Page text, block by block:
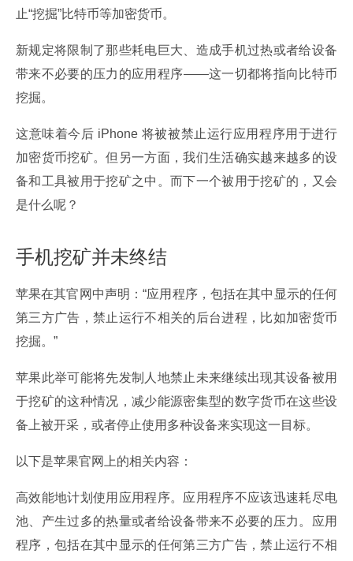
止“挖掘”比特币等加密货币。
新规定将限制了那些耗电巨大、造成手机过热或者给设备
带来不必要的压力的应用程序——这一切都将指向比特币
挖掘。
这意味着今后 iPhone 将被被禁止运行应用程序用于进行
加密货币挖矿。但另一方面，我们生活确实越来越多的设
备和工具被用于挖矿之中。而下一个被用于挖矿的，又会
是什么呢？
手机挖矿并未终结
苹果在其官网中声明：“应用程序，包括在其中显示的任何
第三方广告，禁止运行不相关的后台进程，比如加密货币
挖掘。”
苹果此举可能将先发制人地禁止未来继续出现其设备被用
于挖矿的这种情况，减少能源密集型的数字货币在这些设
备上被开采，或者停止使用多种设备来实现这一目标。
以下是苹果官网上的相关内容：
高效能地计划使用应用程序。应用程序不应该迅速耗尽电
池、产生过多的热量或者给设备带来不必要的压力。应用
程序，包括在其中显示的任何第三方广告，禁止运行不相